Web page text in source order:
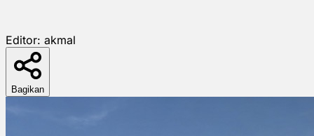
Editor: akmal
Bagikan